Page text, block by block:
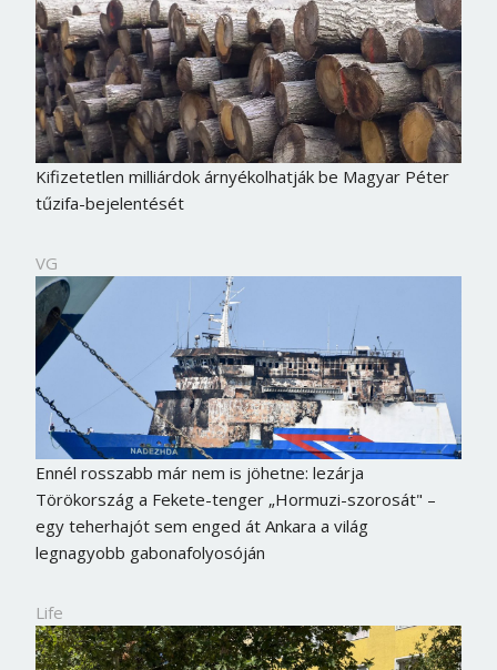
Kifizetetlen milliárdok árnyékolhatják be Magyar Péter
tűzifa-bejelentését
VG
Ennél rosszabb már nem is jöhetne: lezárja
Törökország a Fekete-tenger „Hormuzi-szorosát" –
egy teherhajót sem enged át Ankara a világ
legnagyobb gabonafolyosóján
Life